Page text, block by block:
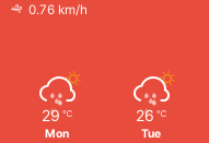
0.76 km/h
29 ℃
Mon
26 ℃
Tue